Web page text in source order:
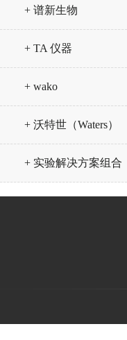
+ 谱新生物
+ TA 仪器
+ wako
+ 沃特世（Waters）
+ 实验解决方案组合